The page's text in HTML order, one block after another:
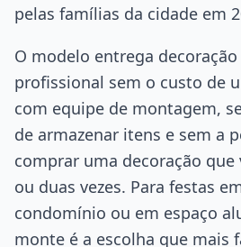
pelas famílias da cidade em
O modelo entrega
profissional sem o custo de
com equipe de montagem,
de armazenar itens e sem a
comprar uma decoração que
ou duas vezes. Para festas
condomínio ou em espaço
monte é a escolha que mais